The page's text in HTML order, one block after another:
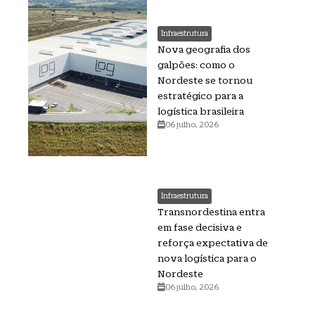
Infraestrutura
Nova geografia dos
galpões: como o
Nordeste se tornou
estratégico para a
logística brasileira
06 julho, 2026
Infraestrutura
Transnordestina entra
em fase decisiva e
reforça expectativa de
nova logística para o
Nordeste
06 julho, 2026